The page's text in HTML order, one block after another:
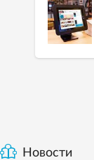
Новости